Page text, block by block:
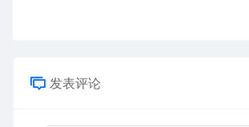
发表评论